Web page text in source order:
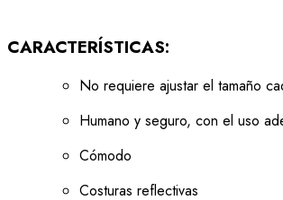
CARACTERÍSTICAS:
No requiere ajustar el tamaño
Humano y seguro, con el uso
Cómodo
Costuras reflectivas